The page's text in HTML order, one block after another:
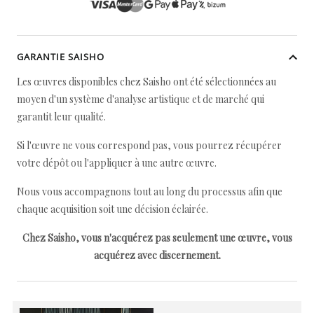
GARANTIE SAISHO
Les œuvres disponibles chez Saisho ont été sélectionnées au
moyen d'un système d'analyse artistique et de marché qui
garantit leur qualité.
Si l'œuvre ne vous correspond pas, vous pourrez récupérer
votre dépôt ou l'appliquer à une autre œuvre.
Nous vous accompagnons tout au long du processus afin que
chaque acquisition soit une décision éclairée.
Chez Saisho, vous n'acquérez pas seulement une œuvre, vous
acquérez avec discernement.